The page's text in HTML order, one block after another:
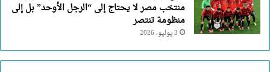
منتخب مصر لا يحتاج إلى “الرجل الأوحد” بل إلى
منظومة تنتصر
3 يوليو، 2026